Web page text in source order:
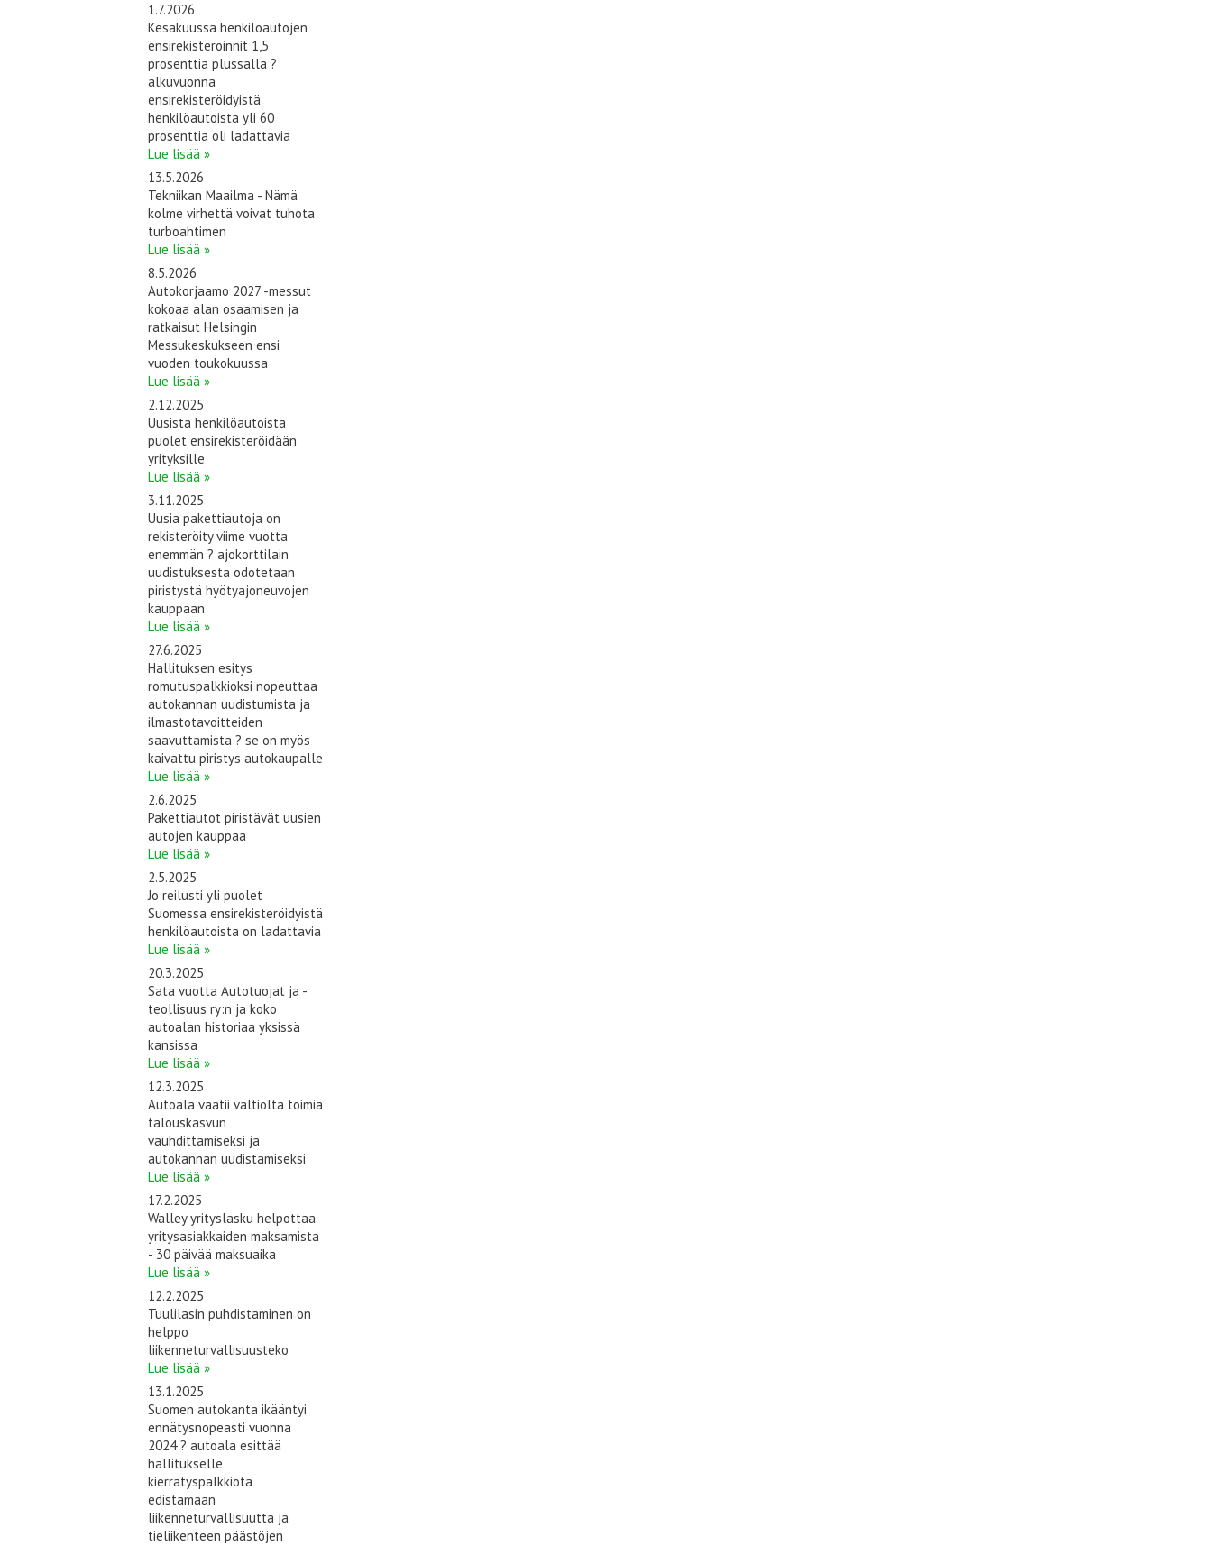
1.7.2026
Kesäkuussa henkilöautojen
ensirekisteröinnit 1,5
prosenttia plussalla ?
alkuvuonna
ensirekisteröidyistä
henkilöautoista yli 60
prosenttia oli ladattavia
Lue lisää »
13.5.2026
Tekniikan Maailma - Nämä
kolme virhettä voivat tuhota
turboahtimen
Lue lisää »
8.5.2026
Autokorjaamo 2027 -messut
kokoaa alan osaamisen ja
ratkaisut Helsingin
Messukeskukseen ensi
vuoden toukokuussa
Lue lisää »
2.12.2025
Uusista henkilöautoista
puolet ensirekisteröidään
yrityksille
Lue lisää »
3.11.2025
Uusia pakettiautoja on
rekisteröity viime vuotta
enemmän ? ajokorttilain
uudistuksesta odotetaan
piristystä hyötyajoneuvojen
kauppaan
Lue lisää »
27.6.2025
Hallituksen esitys
romutuspalkkioksi nopeuttaa
autokannan uudistumista ja
ilmastotavoitteiden
saavuttamista ? se on myös
kaivattu piristys autokaupalle
Lue lisää »
2.6.2025
Pakettiautot piristävät uusien
autojen kauppaa
Lue lisää »
2.5.2025
Jo reilusti yli puolet
Suomessa ensirekisteröidyistä
henkilöautoista on ladattavia
Lue lisää »
20.3.2025
Sata vuotta Autotuojat ja -
teollisuus ry:n ja koko
autoalan historiaa yksissä
kansissa
Lue lisää »
12.3.2025
Autoala vaatii valtiolta toimia
talouskasvun
vauhdittamiseksi ja
autokannan uudistamiseksi
Lue lisää »
17.2.2025
Walley yrityslasku helpottaa
yritysasiakkaiden maksamista
- 30 päivää maksuaika
Lue lisää »
12.2.2025
Tuulilasin puhdistaminen on
helppo
liikenneturvallisuusteko
Lue lisää »
13.1.2025
Suomen autokanta ikääntyi
ennätysnopeasti vuonna
2024 ? autoala esittää
hallitukselle
kierrätyspalkkiota
edistämään
liikenneturvallisuutta ja
tieliikenteen päästöjen